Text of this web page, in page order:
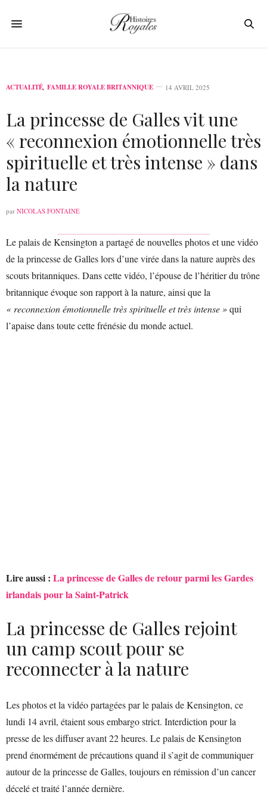
ACTUALITÉ, FAMILLE ROYALE BRITANNIQUE 14 AVRIL 2025
La princesse de Galles vit une
« reconnexion émotionnelle très
spirituelle et très intense » dans
la nature
par NICOLAS FONTAINE
Le palais de Kensington a partagé de nouvelles photos et une vidéo
de la princesse de Galles lors d’une virée dans la nature auprès des
scouts britanniques. Dans cette vidéo, l’épouse de l’héritier du trône
britannique évoque son rapport à la nature, ainsi que la
« reconnexion émotionnelle très spirituelle et très intense »qui
l’apaise dans toute cette frénésie du monde actuel.
Lire aussi : La princesse de Galles de retour parmi les Gardes
irlandais pour la Saint-Patrick
La princesse de Galles rejoint
un camp scout pour se
reconnecter à la nature
Les photos et la vidéo partagées par le palais de Kensington, ce
lundi 14 avril, étaient sous embargo strict. Interdiction pour la
presse de les diffuser avant 22 heures. Le palais de Kensington
prend énormément de précautions quand il s’agit de communiquer
autour de la princesse de Galles, toujours en rémission d’un cancer
décelé et traité l’année dernière.